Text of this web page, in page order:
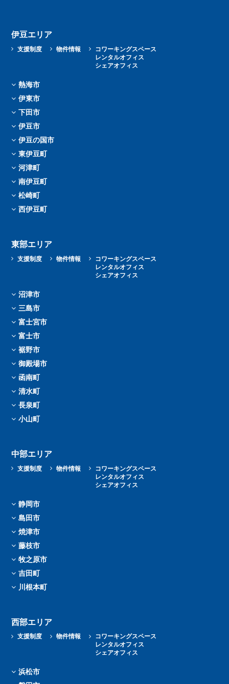
伊豆エリア
支援制度 物件情報
コワーキングスペース
レンタルオフィス
シェアオフィス
熱海市
伊東市
下田市
伊豆市
伊豆の国市
東伊豆町
河津町
南伊豆町
松崎町
西伊豆町
東部エリア
支援制度 物件情報
コワーキングスペース
レンタルオフィス
シェアオフィス
沼津市
三島市
富士宮市
富士市
裾野市
御殿場市
函南町
清水町
長泉町
小山町
中部エリア
支援制度 物件情報
コワーキングスペース
レンタルオフィス
シェアオフィス
静岡市
島田市
焼津市
藤枝市
牧之原市
吉田町
川根本町
西部エリア
支援制度 物件情報
コワーキングスペース
レンタルオフィス
シェアオフィス
浜松市